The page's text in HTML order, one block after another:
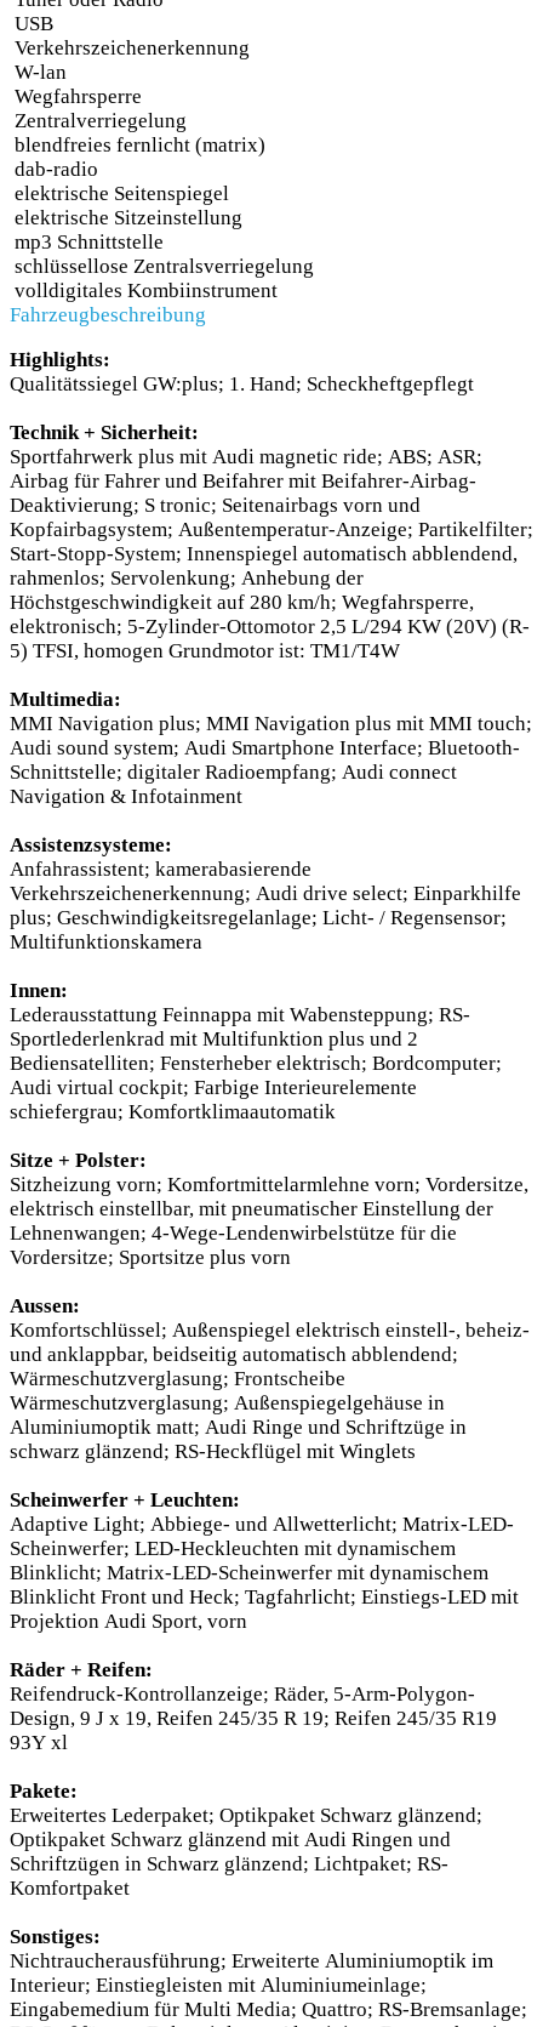
USB
Verkehrszeichenerkennung
W-lan
Wegfahrsperre
Zentralverriegelung
blendfreies fernlicht (matrix)
dab-radio
elektrische Seitenspiegel
elektrische Sitzeinstellung
mp3 Schnittstelle
schlüssellose Zentralsverriegelung
volldigitales Kombiinstrument
Fahrzeugbeschreibung
Highlights:
Qualitätssiegel GW:plus; 1. Hand; Scheckheftgepflegt
Technik + Sicherheit:
Sportfahrwerk plus mit Audi magnetic ride; ABS; ASR;
Airbag für Fahrer und Beifahrer mit Beifahrer-Airbag-
Deaktivierung; S tronic; Seitenairbags vorn und
Kopfairbagsystem; Außentemperatur-Anzeige; Partikelfilter;
Start-Stopp-System; Innenspiegel automatisch abblendend,
rahmenlos; Servolenkung; Anhebung der
Höchstgeschwindigkeit auf 280 km/h; Wegfahrsperre,
elektronisch; 5-Zylinder-Ottomotor 2,5 L/294 KW (20V) (R-
5) TFSI, homogen Grundmotor ist: TM1/T4W
Multimedia:
MMI Navigation plus; MMI Navigation plus mit MMI touch;
Audi sound system; Audi Smartphone Interface; Bluetooth-
Schnittstelle; digitaler Radioempfang; Audi connect
Navigation & Infotainment
Assistenzsysteme:
Anfahrassistent; kamerabasierende
Verkehrszeichenerkennung; Audi drive select; Einparkhilfe
plus; Geschwindigkeitsregelanlage; Licht- / Regensensor;
Multifunktionskamera
Innen:
Lederausstattung Feinnappa mit Wabensteppung; RS-
Sportlederlenkrad mit Multifunktion plus und 2
Bediensatelliten; Fensterheber elektrisch; Bordcomputer;
Audi virtual cockpit; Farbige Interieurelemente
schiefergrau; Komfortklimaautomatik
Sitze + Polster:
Sitzheizung vorn; Komfortmittelarmlehne vorn; Vordersitze,
elektrisch einstellbar, mit pneumatischer Einstellung der
Lehnenwangen; 4-Wege-Lendenwirbelstütze für die
Vordersitze; Sportsitze plus vorn
Aussen:
Komfortschlüssel; Außenspiegel elektrisch einstell-, beheiz-
und anklappbar, beidseitig automatisch abblendend;
Wärmeschutzverglasung; Frontscheibe
Wärmeschutzverglasung; Außenspiegelgehäuse in
Aluminiumoptik matt; Audi Ringe und Schriftzüge in
schwarz glänzend; RS-Heckflügel mit Winglets
Scheinwerfer + Leuchten:
Adaptive Light; Abbiege- und Allwetterlicht; Matrix-LED-
Scheinwerfer; LED-Heckleuchten mit dynamischem
Blinklicht; Matrix-LED-Scheinwerfer mit dynamischem
Blinklicht Front und Heck; Tagfahrlicht; Einstiegs-LED mit
Projektion Audi Sport, vorn
Räder + Reifen:
Reifendruck-Kontrollanzeige; Räder, 5-Arm-Polygon-
Design, 9 J x 19, Reifen 245/35 R 19; Reifen 245/35 R19
93Y xl
Pakete:
Erweitertes Lederpaket; Optikpaket Schwarz glänzend;
Optikpaket Schwarz glänzend mit Audi Ringen und
Schriftzügen in Schwarz glänzend; Lichtpaket; RS-
Komfortpaket
Sonstiges:
Nichtraucherausführung; Erweiterte Aluminiumoptik im
Interieur; Einstiegleisten mit Aluminiumeinlage;
Eingabemedium für Multi Media; Quattro; RS-Bremsanlage;